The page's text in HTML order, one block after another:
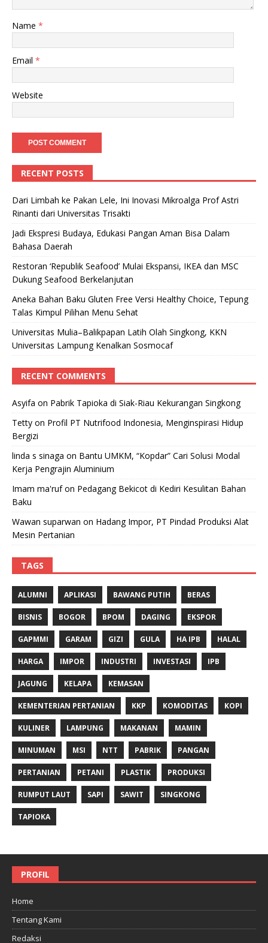
Name *
Email *
Website
RECENT POSTS
Dari Limbah ke Pakan Lele, Ini Inovasi Mikroalga Prof Astri
Rinanti dari Universitas Trisakti
Jadi Ekspresi Budaya, Edukasi Pangan Aman Bisa Dalam
Bahasa Daerah
Restoran ‘Republik Seafood’ Mulai Ekspansi, IKEA dan MSC
Dukung Seafood Berkelanjutan
Aneka Bahan Baku Gluten Free Versi Healthy Choice, Tepung
Talas Kimpul Pilihan Menu Sehat
Universitas Mulia–Balikpapan Latih Olah Singkong, KKN
Universitas Lampung Kenalkan Sosmocaf
RECENT COMMENTS
Asyifa on Pabrik Tapioka di Siak-Riau Kekurangan Singkong
Tetty on Profil PT Nutrifood Indonesia, Menginspirasi Hidup
Bergizi
linda s sinaga on Bantu UMKM, “Kopdar” Cari Solusi Modal
Kerja Pengrajin Aluminium
Imam ma'rufon Pedagang Bekicot di Kediri Kesulitan Bahan
Baku
Wawan suparwan on Hadang Impor, PT Pindad Produksi Alat
Mesin Pertanian
TAGS
ALUMNI APLIKASI BAWANG PUTIH BERAS
BISNIS BOGOR BPOM DAGING EKSPOR
GAPMMI GARAM GIZI GULA HA IPB HALAL
HARGA IMPOR INDUSTRI INVESTASI IPB
JAGUNG KELAPA KEMASAN
KEMENTERIAN PERTANIAN KKP KOMODITAS KOPI
KULINER LAMPUNG MAKANAN MAMIN
MINUMAN MSI NTT PABRIK PANGAN
PERTANIAN PETANI PLASTIK PRODUKSI
RUMPUT LAUT SAPI SAWIT SINGKONG
TAPIOKA
PROFIL
Home
Tentang Kami
Redaksi